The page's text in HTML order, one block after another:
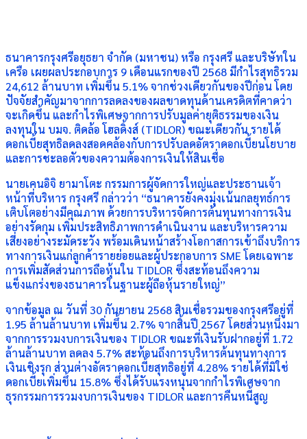
ธนาคารกรุงศรีอยุธยา จำกัด (มหาชน) หรือ กรุงศรี และบริษัทใน
เครือ เผยผลประกอบการ 9 เดือนแรกของปี 2568 มีกำไรสุทธิรวม
24,612 ล้านบาท เพิ่มขึ้น 5.1% จากช่วงเดียวกันของปีก่อน โดย
ปัจจัยสำคัญมาจากการลดลงของผลขาดทุนด้านเครดิตที่คาดว่า
จะเกิดขึ้น และกำไรพิเศษจากการปรับมูลค่ายุติธรรมของเงิน
ลงทุนใน บมจ. ติดล้อ โฮลดิ้งส์ (TIDLOR) ขณะเดียวกัน รายได้
ดอกเบี้ยสุทธิลดลงสอดคล้องกับการปรับลดอัตราดอกเบี้ยนโยบาย
และการชะลอตัวของความต้องการเงินให้สินเชื่อ
นายเคนอิจิ ยามาโตะ กรรมการผู้จัดการใหญ่และประธานเจ้า
หน้าที่บริหาร กรุงศรี กล่าวว่า “ธนาคารยังคงมุ่งเน้นกลยุทธ์การ
เติบโตอย่างมีคุณภาพ ด้วยการบริหารจัดการต้นทุนทางการเงิน
อย่างรัดกุม เพิ่มประสิทธิภาพการดำเนินงาน และบริหารความ
เสี่ยงอย่างระมัดระวัง พร้อมเดินหน้าสร้างโอกาสการเข้าถึงบริการ
ทางการเงินแก่ลูกค้ารายย่อยและผู้ประกอบการ SME โดยเฉพาะ
การเพิ่มสัดส่วนการถือหุ้นใน TIDLOR ซึ่งสะท้อนถึงความ
แข็งแกร่งของธนาคารในฐานะผู้ถือหุ้นรายใหญ่”
จากข้อมูล ณ วันที่ 30 กันยายน 2568 สินเชื่อรวมของกรุงศรีอยู่ที่
1.95 ล้านล้านบาท เพิ่มขึ้น 2.7% จากสิ้นปี 2567 โดยส่วนหนึ่งมา
จากการรวมงบการเงินของ TIDLOR ขณะที่เงินรับฝากอยู่ที่ 1.72
ล้านล้านบาท ลดลง 5.7% สะท้อนถึงการบริหารต้นทุนทางการ
เงินเชิงรุก ส่วนต่างอัตราดอกเบี้ยสุทธิอยู่ที่ 4.28% รายได้ที่มิใช่
ดอกเบี้ยเพิ่มขึ้น 15.8% ซึ่งได้รับแรงหนุนจากกำไรพิเศษจาก
ธุรกรรมการรวมงบการเงินของ TIDLOR และการคืนหนี้สูญ